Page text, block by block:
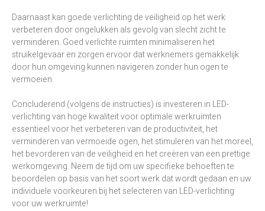
Daarnaast kan goede verlichting de veiligheid op het werk
verbeteren door ongelukken als gevolg van slecht zicht te
verminderen. Goed verlichte ruimten minimaliseren het
struikelgevaar en zorgen ervoor dat werknemers gemakkelijk
door hun omgeving kunnen navigeren zonder hun ogen te
vermoeien.
Concluderend (volgens de instructies) is investeren in LED-
verlichting van hoge kwaliteit voor optimale werkruimten
essentieel voor het verbeteren van de productiviteit, het
verminderen van vermoeide ogen, het stimuleren van het moreel,
het bevorderen van de veiligheid en het creëren van een prettige
werkomgeving. Neem de tijd om uw specifieke behoeften te
beoordelen op basis van het soort werk dat wordt gedaan en uw
individuele voorkeuren bij het selecteren van LED-verlichting
voor uw werkruimte!